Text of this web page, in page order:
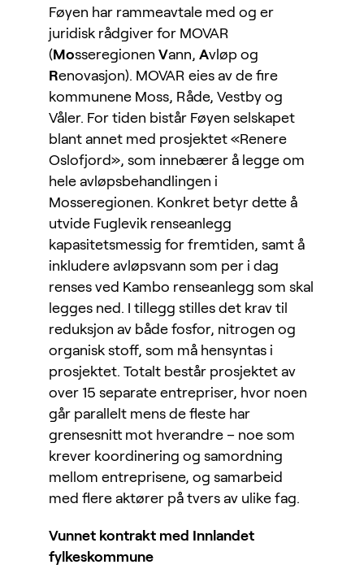
Føyen har rammeavtale med og er
juridisk rådgiver for MOVAR
(Mosseregionen Vann, Avløp og
Renovasjon). MOVAR eies av de fire
kommunene Moss, Råde, Vestby og
Våler. For tiden bistår Føyen selskapet
blant annet med prosjektet «Renere
Oslofjord», som innebærer å legge om
hele avløpsbehandlingen i
Mosseregionen. Konkret betyr dette å
utvide Fuglevik renseanlegg
kapasitetsmessig for fremtiden, samt å
inkludere avløpsvann som per i dag
renses ved Kambo renseanlegg som skal
legges ned. I tillegg stilles det krav til
reduksjon av både fosfor, nitrogen og
organisk stoff, som må hensyntas i
prosjektet. Totalt består prosjektet av
over 15 separate entrepriser, hvor noen
går parallelt mens de fleste har
grensesnitt mot hverandre – noe som
krever koordinering og samordning
mellom entreprisene, og samarbeid
med flere aktører på tvers av ulike fag.
Vunnet kontrakt med Innlandet
fylkeskommune